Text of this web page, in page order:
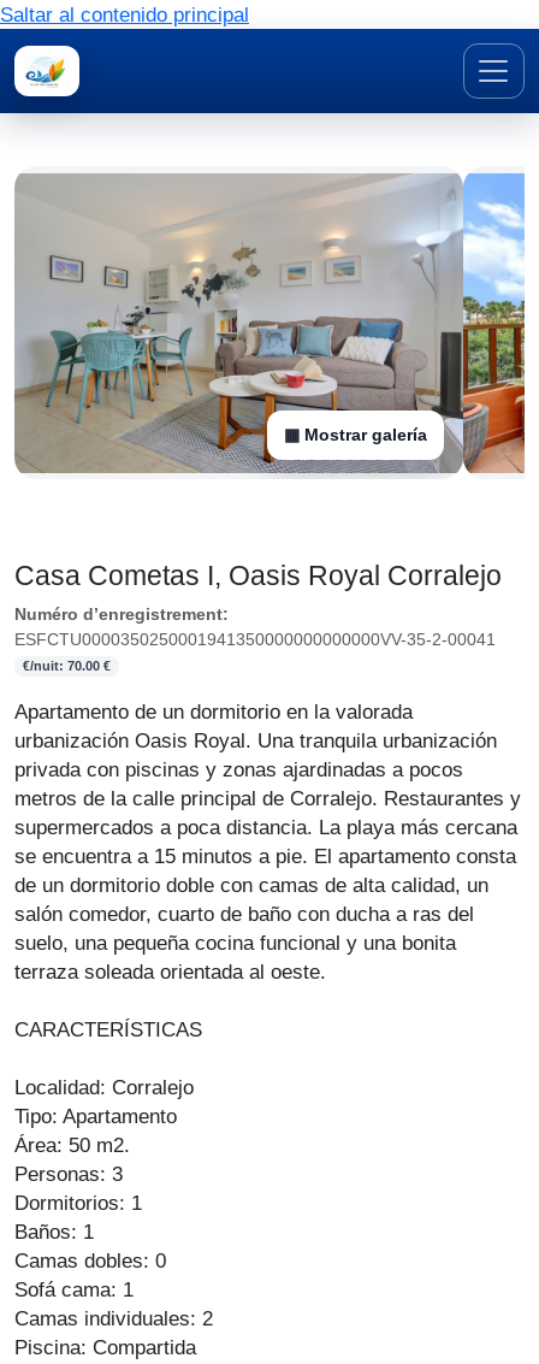
Saltar al contenido principal
▦ Mostrar galería
Casa Cometas I, Oasis Royal Corralejo
Numéro d’enregistrement:
ESFCTU0000350250001941350000000000000VV-35-2-00041
€/nuit: 70.00 €
Apartamento de un dormitorio en la valorada
urbanización Oasis Royal. Una tranquila urbanización
privada con piscinas y zonas ajardinadas a pocos
metros de la calle principal de Corralejo. Restaurantes y
supermercados a poca distancia. La playa más cercana
se encuentra a 15 minutos a pie. El apartamento consta
de un dormitorio doble con camas de alta calidad, un
salón comedor, cuarto de baño con ducha a ras del
suelo, una pequeña cocina funcional y una bonita
terraza soleada orientada al oeste.
CARACTERÍSTICAS
Localidad: Corralejo
Tipo: Apartamento
Área: 50 m2.
Personas: 3
Dormitorios: 1
Baños: 1
Camas dobles: 0
Sofá cama: 1
Camas individuales: 2
Piscina: Compartida